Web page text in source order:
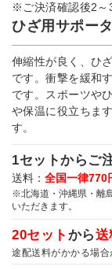
※ご決済確認後2～
ひざ用サポー
伸縮性が良く、ひ
です。衝撃を緩和
です。スポーツや
や保温に役立ちま
す。
1セットからご
送料： 全国一律770
※北海道・沖縄県・離
いただきます。
20セット から送
途配送料がかかる場合